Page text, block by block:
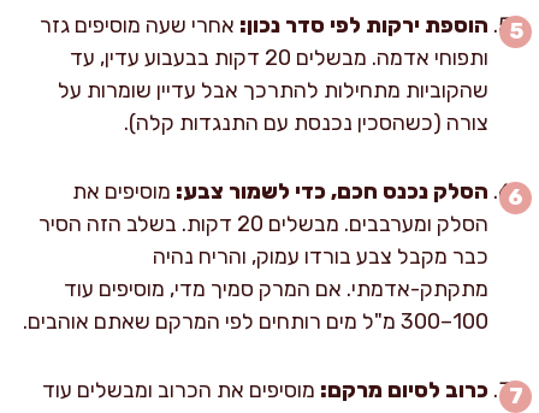
הוספת ירקות לפי סדר נכון: אחרי שעה מוסיפים גזר
ותפוחי אדמה. מבשלים 20 דקות בבעבוע עדין, עד
שהקוביות מתחילות להתרכך אבל עדיין שומרות על
צורה (כשהסכין נכנסת עם התנגדות קלה).
הסלק נכנס חכם, כדי לשמור צבע: מוסיפים את
הסלק ומערבבים. מבשלים 20 דקות. בשלב הזה הסיר
כבר מקבל צבע בורדו עמוק, והריח נהיה
מתקתק-אדמתי. אם המרק סמיך מדי, מוסיפים עוד
100–300 מ"ל מים רותחים לפי המרקם שאתם אוהבים.
כרוב לסיום מרקם: מוסיפים את הכרוב ומבשלים עוד